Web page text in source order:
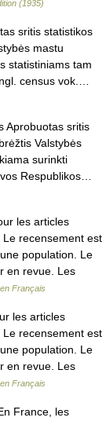
(1935)
sritis statistikos
mastu
statistiniams tam
census vok.…
Aprobuotas sritis
Valstybės
surinkti
Respublikos…
les articles
recensement est
population. Le
en revue. Les
Français
les articles
recensement est
population. Le
en revue. Les
Français
France, les